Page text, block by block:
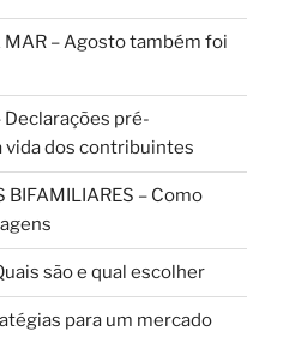
MAR – Agosto também foi
Declarações pré-
vida dos contribuintes
BIFAMILIARES – Como
são e qual escolher
para um mercado